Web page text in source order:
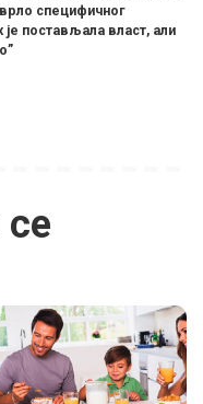
специфичног
постављала власт, али